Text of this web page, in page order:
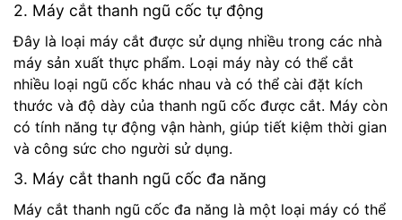
2. Máy cắt thanh ngũ cốc tự động
Đây là loại máy cắt được sử dụng nhiều trong các nhà
máy sản xuất thực phẩm. Loại máy này có thể cắt
nhiều loại ngũ cốc khác nhau và có thể cài đặt kích
thước và độ dày của thanh ngũ cốc được cắt. Máy còn
có tính năng tự động vận hành, giúp tiết kiệm thời gian
và công sức cho người sử dụng.
3. Máy cắt thanh ngũ cốc đa năng
Máy cắt thanh ngũ cốc đa năng là một loại máy có thể